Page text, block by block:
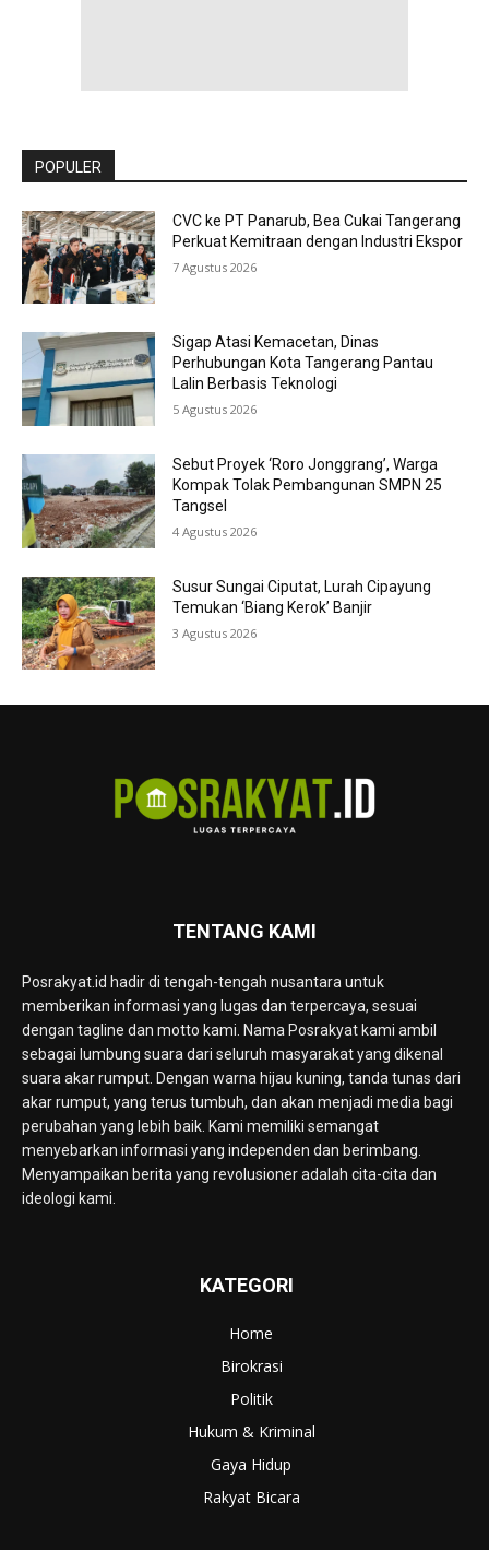
POPULER
CVC ke PT Panarub, Bea Cukai Tangerang
Perkuat Kemitraan dengan Industri Ekspor
7 Agustus 2026
Sigap Atasi Kemacetan, Dinas
Perhubungan Kota Tangerang Pantau
Lalin Berbasis Teknologi
5 Agustus 2026
Sebut Proyek ‘Roro Jonggrang’, Warga
Kompak Tolak Pembangunan SMPN 25
Tangsel
4 Agustus 2026
Susur Sungai Ciputat, Lurah Cipayung
Temukan ‘Biang Kerok’ Banjir
3 Agustus 2026
TENTANG KAMI
Posrakyat.id hadir di tengah-tengah nusantara untuk
memberikan informasi yang lugas dan terpercaya, sesuai
dengan tagline dan motto kami. Nama Posrakyat kami ambil
sebagai lumbung suara dari seluruh masyarakat yang dikenal
suara akar rumput. Dengan warna hijau kuning, tanda tunas dari
akar rumput, yang terus tumbuh, dan akan menjadi media bagi
perubahan yang lebih baik. Kami memiliki semangat
menyebarkan informasi yang independen dan berimbang.
Menyampaikan berita yang revolusioner adalah cita-cita dan
ideologi kami.
KATEGORI
Home
Birokrasi
Politik
Hukum & Kriminal
Gaya Hidup
Rakyat Bicara